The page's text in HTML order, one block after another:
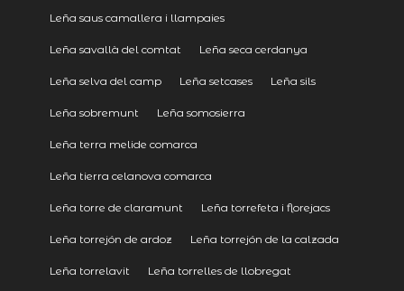
Leña saus camallera i llampaies
Leña savallà del comtat Leña seca cerdanya
Leña selva del camp Leña setcases Leña sils
Leña sobremunt Leña somosierra
Leña terra melide comarca
Leña tierra celanova comarca
Leña torre de claramunt Leña torrefeta i florejacs
Leña torrejón de ardoz Leña torrejón de la calzada
Leña torrelavit Leña torrelles de llobregat